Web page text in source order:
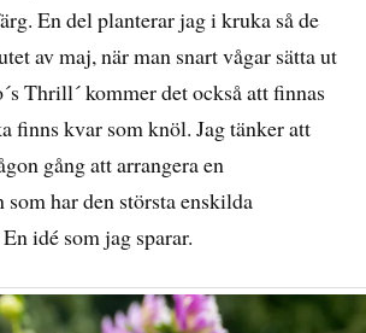
En del planterar jag i kruka så de
av maj, när man snart vågar sätta ut
Thrill´ kommer det också att finnas
finns kvar som knöl. Jag tänker att
gång att arrangera en
har den största enskilda
idé som jag sparar.